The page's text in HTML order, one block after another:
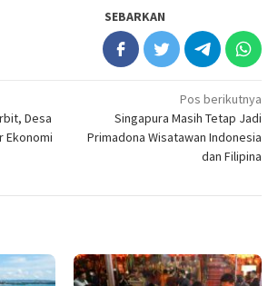
SEBARKAN
Desa
Ekonomi
Pos berikutnya
Singapura Masih Tetap Jadi
Primadona Wisatawan Indonesia
dan Filipina